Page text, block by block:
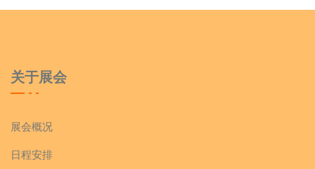
关于展会
展会概况
日程安排